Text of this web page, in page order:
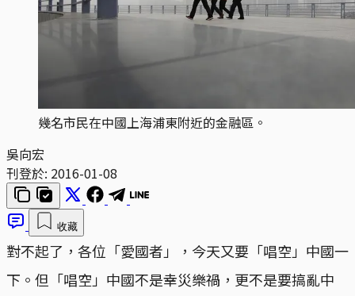
幾名市民在中國上海浦東附近的金融區。
吳向宏
刊登於: 2016-01-08
收藏
對不起了，各位「愛國者」，今天又要「唱空」中國一
下。但「唱空」中國不是幸災樂禍，更不是要搞亂中